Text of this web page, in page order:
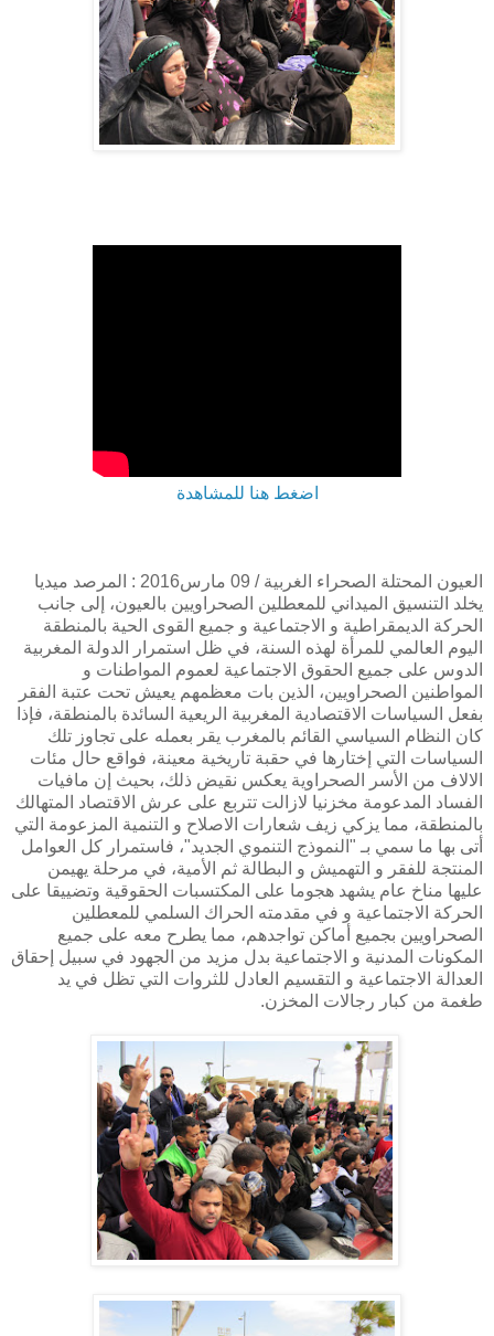
اضغط هنا للمشاهدة
العيون المحتلة الصحراء الغربية / 09 مارس2016 : المرصد ميديا
يخلد التنسيق الميداني للمعطلين الصحراويين بالعيون، إلى جانب
الحركة الديمقراطية و الاجتماعية و جميع القوى الحية بالمنطقة
اليوم العالمي للمرأة لهذه السنة، في ظل استمرار الدولة المغربية
الدوس على جميع الحقوق الاجتماعية لعموم المواطنات و
المواطنين الصحراويين، الذين بات معظمهم يعيش تحت عتبة الفقر
بفعل السياسات الاقتصادية المغربية الريعية السائدة بالمنطقة، فإذا
كان النظام السياسي القائم بالمغرب يقر بعمله على تجاوز تلك
السياسات التي إختارها في حقبة تاريخية معينة، فواقع حال مئات
الالاف من الأسر الصحراوية يعكس نقيض ذلك، بحيث إن مافيات
الفساد المدعومة مخزنيا لازالت تتربع على عرش الاقتصاد المتهالك
بالمنطقة، مما يزكي زيف شعارات الاصلاح و التنمية المزعومة التي
أتى بها ما سمي بـ "النموذج التنموي الجديد"، فاستمرار كل العوامل
المنتجة للفقر و التهميش و البطالة ثم الأمية، في مرحلة يهيمن
عليها مناخ عام يشهد هجوما على المكتسبات الحقوقية وتضييقا على
الحركة الاجتماعية و في مقدمته الحراك السلمي للمعطلين
الصحراويين بجميع أماكن تواجدهم، مما يطرح معه على جميع
المكونات المدنية و الاجتماعية بدل مزيد من الجهود في سبيل إحقاق
العدالة الاجتماعية و التقسيم العادل للثروات التي تظل في يد
طغمة من كبار رجالات المخزن.